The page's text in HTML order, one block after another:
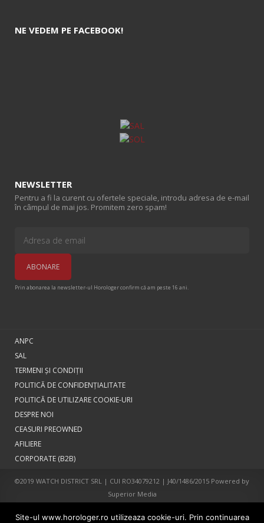
NE VEDEM PE FACEBOOK!
NEWSLETTER
Pentru a fi la curent cu ofertele speciale, introdu adresa de e-mail
în câmpul de mai jos. Promitem zero spam!
Prin abonarea la newsletter-ul Horologer confirm că am peste 16 ani.
ANPC
SAL
TERMENI ŞI CONDIŢII
POLITICĂ DE CONFIDENȚIALITATE
POLITICĂ DE UTILIZARE COOKIE-URI
DESPRE NOI
CEASURI PREOWNED
AFILIERE
CORPORATE (B2B)
©2019 WATCH DISTRICT SRL | CUI RO34079212 | J40/1486/2015 Powered by
Superior Media
Site-ul www.horologer.ro utilizeaza cookie-uri. Prin continuarea